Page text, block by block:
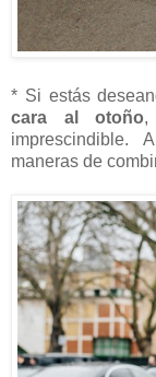
* Si estás
cara al otoño,
imprescindible.
maneras de